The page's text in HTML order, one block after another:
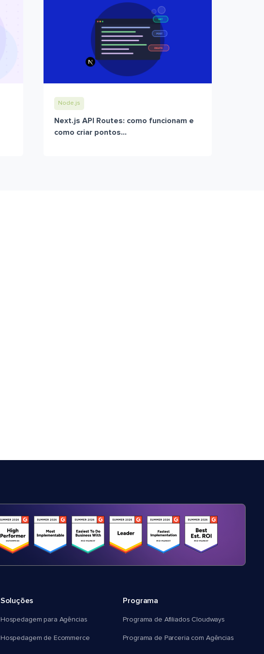
Node.js
Next.js API Routes: como funcionam e
como criar pontos...
Soluções
Hospedagem para Agências
Hospedagem de Ecommerce
Programa
Programa de Afiliados Cloudways
Programa de Parceria com Agências